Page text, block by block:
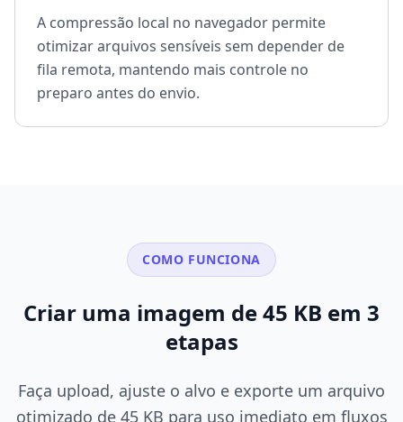
A compressão local no navegador permite
otimizar arquivos sensíveis sem depender de
fila remota, mantendo mais controle no
preparo antes do envio.
COMO FUNCIONA
Criar uma imagem de 45 KB em 3
etapas
Faça upload, ajuste o alvo e exporte um arquivo
otimizado de 45 KB para uso imediato em fluxos